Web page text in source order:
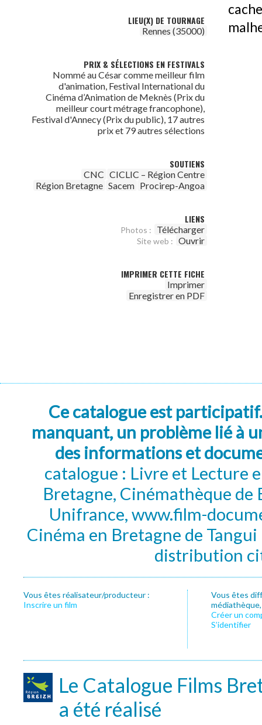
LIEU(X) DE TOURNAGE
Rennes (35000)
PRIX & SÉLECTIONS EN FESTIVALS
Nommé au César comme meilleur film
d'animation, Festival International du
Cinéma d’Animation de Meknès (Prix du
meilleur court métrage francophone),
Festival d'Annecy (Prix du public), 17 autres
prix et 79 autres sélections
SOUTIENS
CNC CICLIC – Région Centre
Région Bretagne Sacem Procirep-Angoa
LIENS
Photos : Télécharger
Site web : Ouvrir
IMPRIMER CETTE FICHE
Imprimer
Enregistrer en PDF
Ce catalogue est
manquant, un problème lié à
des informations et
catalogue : Livre et Lecture
Bretagne, Cinémathèque de
Unifrance, www.film-
Cinéma en Bretagne de
distribution
Vous êtes réalisateur/producteur :
Inscrire un film
Vous êtes
Créer un
S’identifier
Le Catalogue Films
a été réalisé